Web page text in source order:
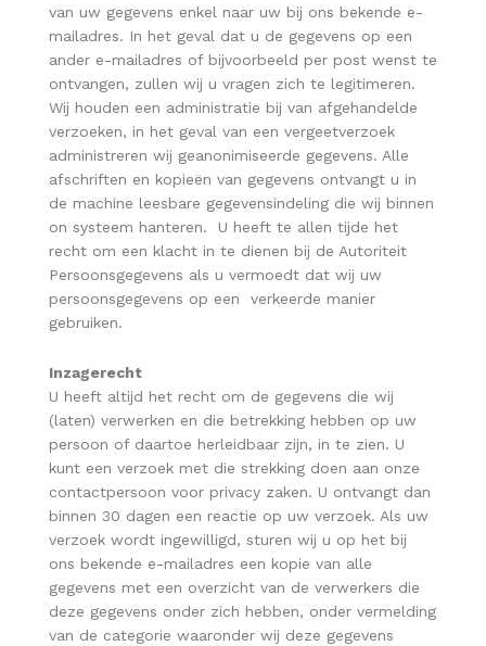
van uw gegevens enkel naar uw bij ons bekende e-
mailadres. In het geval dat u de gegevens op een
ander e-mailadres of bijvoorbeeld per post wenst te
ontvangen, zullen wij u vragen zich te legitimeren.
Wij houden een administratie bij van afgehandelde
verzoeken, in het geval van een vergeetverzoek
administreren wij geanonimiseerde gegevens. Alle
afschriften en kopieën van gegevens ontvangt u in
de machine leesbare gegevensindeling die wij binnen
on systeem hanteren. U heeft te allen tijde het
recht om een klacht in te dienen bij de Autoriteit
Persoonsgegevens als u vermoedt dat wij uw
persoonsgegevens op een verkeerde manier
gebruiken.
Inzagerecht
U heeft altijd het recht om de gegevens die wij
(laten) verwerken en die betrekking hebben op uw
persoon of daartoe herleidbaar zijn, in te zien. U
kunt een verzoek met die strekking doen aan onze
contactpersoon voor privacy zaken. U ontvangt dan
binnen 30 dagen een reactie op uw verzoek. Als uw
verzoek wordt ingewilligd, sturen wij u op het bij
ons bekende e-mailadres een kopie van alle
gegevens met een overzicht van de verwerkers die
deze gegevens onder zich hebben, onder vermelding
van de categorie waaronder wij deze gegevens